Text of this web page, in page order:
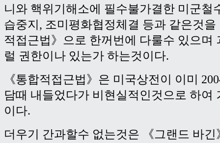
니와 핵위기해소에 필수불가결한 미군철
습중지, 조미평화협정체결 등과 같은것
적접근법》으로 한꺼번에 다룰수 있으며
럴 권한이나 있는가 하는것이다.
《통합적접근법》은 미국상전이 이미
담때 내들었다가 비현실적인것으로 하여
이다.
더우기 간과할수 없는것은 《그랜드 바